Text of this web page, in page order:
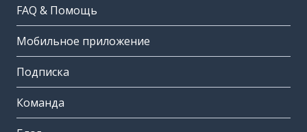
FAQ & Помощь
Мобильное приложение
Подписка
Команда